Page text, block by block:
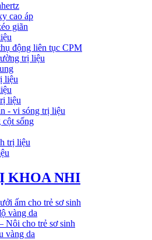
cao áp
giãn
động liên tục CPM
trị liệu
liệu
liệu
- vi sóng trị liệu
cột sống
trị liệu
KHOA NHI
ấm cho trẻ sơ sinh
vàng da
Nôi cho trẻ sơ sinh
vàng da